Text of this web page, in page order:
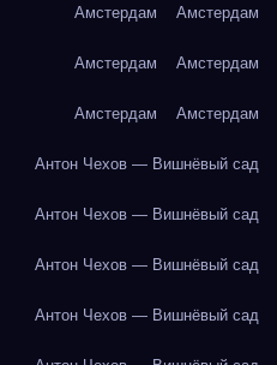
Амстердам Амстердам
Амстердам Амстердам
Амстердам Амстердам
Антон Чехов — Вишнёвый сад
Антон Чехов — Вишнёвый сад
Антон Чехов — Вишнёвый сад
Антон Чехов — Вишнёвый сад